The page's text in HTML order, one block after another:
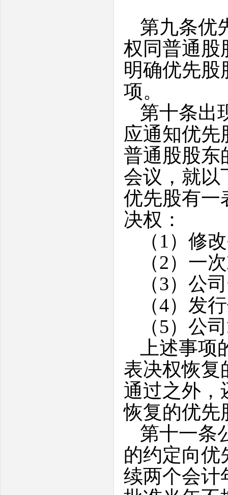
第九条优
权同普通股
明确优先股
项。
第十条出
应通知优先
普通股股东
会议，就以
优先股有一
决权：
（1）修
（2）一
（3）公
（4）发
（5）公
上述事
表决权恢复
通过之外，
恢复的优先
第十一条
的约定向优
续两个会计